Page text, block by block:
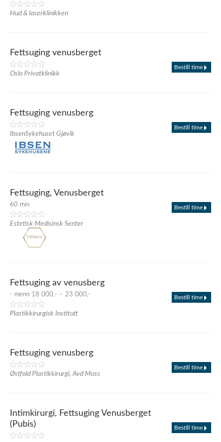
Hud & laserklinikken
Fettsuging venusberget
Oslo Privatklinikk
Bestill time
Fettsuging venusberg
IbsenSykehuset Gjøvik
Bestill time
Fettsuging, Venusberget
60 min
Estetisk Medisinsk Senter
Bestill time
Fettsuging av venusberg
- menn 18 000,- – 23 000,-
Plastikkirurgisk Institutt
Bestill time
Fettsuging venusberg
Østfold Plastikkirurgi, Avd Moss
Bestill time
Intimkirurgi, Fettsuging Venusberget
(Pubis)
Bestill time